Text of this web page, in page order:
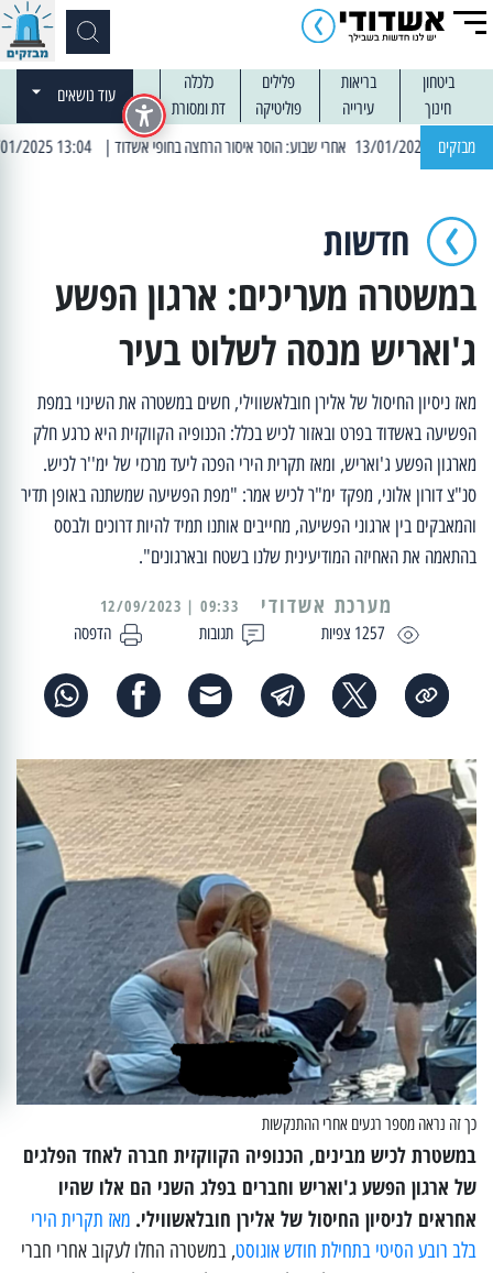
ביטחון בריאות פלילים
כלכלה
חינוך
עירייה פוליטיקה דת ומסורת
עוד נושאים
מבזקים | 13:04 14/01/2025 עובדים בלילות: עבודות קרצוף וריבוד אספלט
חדשות
במשטרה מעריכים: ארגון הפשע
ג'ואריש מנסה לשלוט בעיר
מאז ניסיון החיסול של אלירן חובלאשווילי, חשים במשטרה את השינוי במפת
הפשיעה באשדוד בפרט ובאזור לכיש בכלל: הכנופיה הקווקזית היא כרגע חלק
מארגון הפשע ג'ואריש, ומאז תקרית הירי הפכה ליעד מרכזי של ימ''ר לכיש.
סנ"צ דורון אלוני, מפקד ימ"ר לכיש אמר: "מפת הפשיעה שמשתנה באופן תדיר
והמאבקים בין ארגוני הפשיעה, מחייבים אותנו תמיד להיות דרוכים ולבסס
בהתאמה את האחיזה המודיעינית שלנו בשטח ובארגונים".
1257 צפיות תגובות הדפסה
מערכת אשדודי 09:33 | 12/09/2023
כך זה נראה מספר רגעים אחרי ההתנקשות
במשטרת לכיש מבינים, הכנופיה הקווקזית חברה לאחד הפלגים
של ארגון הפשע ג'ואריש וחברים בפלג השני הם אלו שהיו
אחראים לניסיון החיסול של אלירן חובלאשווילי. מאז תקרית הירי
בלב רובע הסיטי בתחילת חודש אוגוסט, במשטרה החלו לעקוב אחרי חברי